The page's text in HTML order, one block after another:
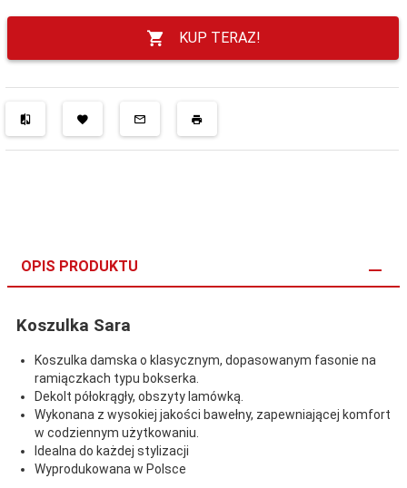
KUP TERAZ!
OPIS PRODUKTU
Koszulka Sara
Koszulka damska o klasycznym, dopasowanym fasonie na
ramiączkach typu bokserka.
Dekolt półokrągły, obszyty lamówką.
Wykonana z wysokiej jakości bawełny, zapewniającej komfort
w codziennym użytkowaniu.
Idealna do każdej stylizacji
Wyprodukowana w Polsce